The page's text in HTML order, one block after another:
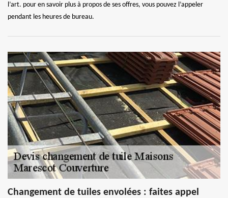
l’art. pour en savoir plus à propos de ses offres, vous pouvez l’appeler
pendant les heures de bureau.
Changement de tuiles envolées : faites appel